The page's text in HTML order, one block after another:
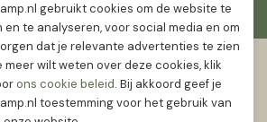
gebruikt cookies om de website te
te analyseren, voor social media en om
dat je relevante advertenties te zien
meer wilt weten over deze cookies, klik
ons cookie beleid. Bij akkoord geef je
toestemming voor het gebruik van